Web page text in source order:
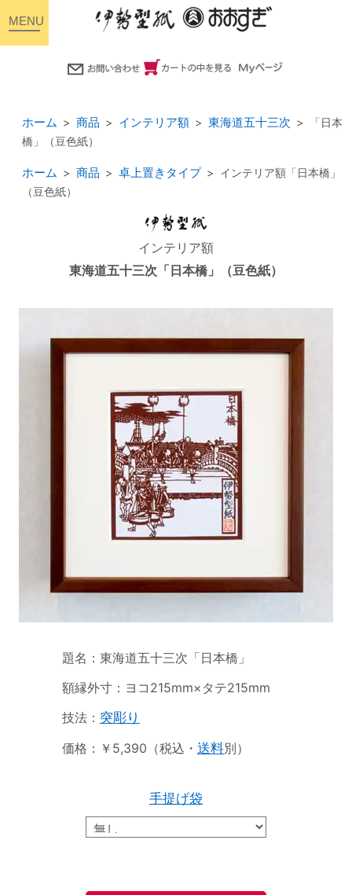
ホーム 商品 インテリア額 東海道五十三次
「日本
橋」（豆色紙）
ホーム 商品 卓上置きタイプ
インテリア額「日本橋」
（豆色紙）
インテリア額
東海道五十三次「日本橋」（豆色紙）
題名：東海道五十三次「日本橋」
額縁外寸：ヨコ215mm×タテ215mm
技法： 突彫り
価格：￥5,390（税込・ 送料別）
手提げ袋
toggle
navigation